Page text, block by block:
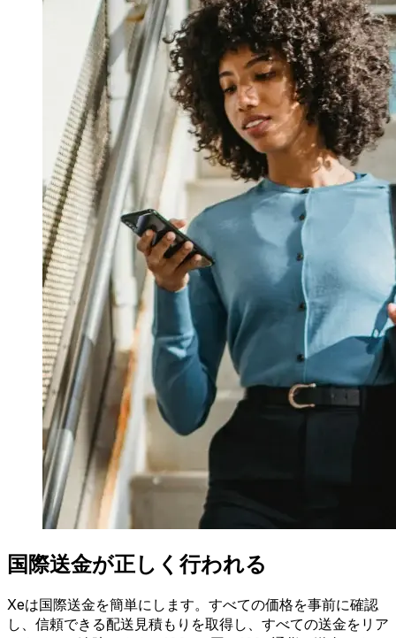
国際送金が正しく行われる
Xeは国際送金を簡単にします。すべての価格を事前に確認
し、信頼できる配送見積もりを取得し、すべての送金をリア